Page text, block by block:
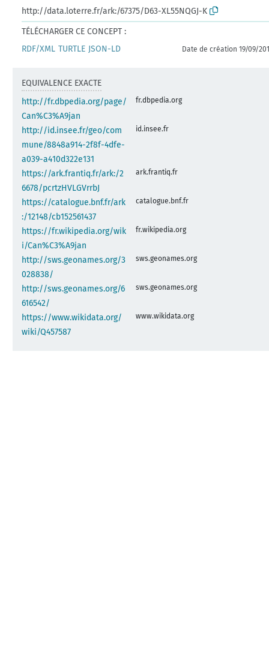
http://data.loterre.fr/ark:/67375/D63-XL55NQGJ-K
TÉLÉCHARGER CE CONCEPT :
RDF/XML TURTLE JSON-LD Date de création 19/09/
EQUIVALENCE EXACTE
http://fr.dbpedia.org/page/
Can%C3%A9jan
fr.dbpedia.org
http://id.insee.fr/geo/com
mune/8848a914-2f8f-4dfe-
a039-a410d322e131
id.insee.fr
https://ark.frantiq.fr/ark:/2
6678/pcrtzHVLGVrrbJ
ark.frantiq.fr
https://catalogue.bnf.fr/ark
:/12148/cb152561437
catalogue.bnf.fr
https://fr.wikipedia.org/wik
i/Can%C3%A9jan
fr.wikipedia.org
http://sws.geonames.org/3
028838/
sws.geonames.org
http://sws.geonames.org/6
616542/
sws.geonames.org
https://www.wikidata.org/
wiki/Q457587
www.wikidata.org